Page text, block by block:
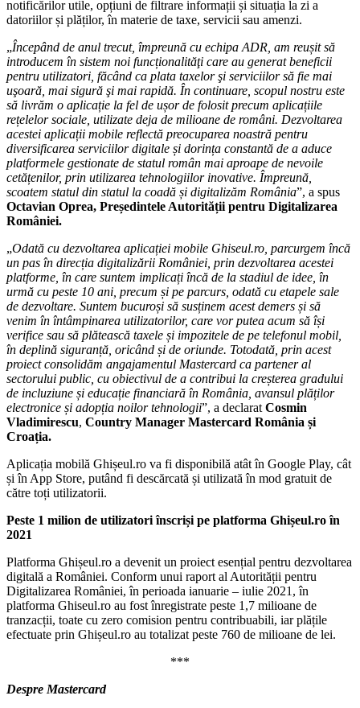
notificărilor utile, opțiuni de filtrare informații și situația la zi a
datoriilor și plăților, în materie de taxe, servicii sau amenzi.
„Începând de anul trecut, împreună cu echipa ADR, am reușit să
introducem în sistem noi funcționalităţi care au generat beneficii
pentru utilizatori, făcând ca plata taxelor şi serviciilor să fie mai
uşoară, mai sigură şi mai rapidă. În continuare, scopul nostru este
să livrăm o aplicație la fel de ușor de folosit precum aplicațiile
rețelelor sociale, utilizate deja de milioane de români. Dezvoltarea
acestei aplicații mobile reflectă preocuparea noastră pentru
diversificarea serviciilor digitale și dorința constantă de a aduce
platformele gestionate de statul român mai aproape de nevoile
cetățenilor, prin utilizarea tehnologiilor inovative. Împreună,
scoatem statul din statul la coadă și digitalizăm România”, a spus
Octavian Oprea, Președintele Autorității pentru Digitalizarea
României.
„Odată cu dezvoltarea aplicației mobile Ghiseul.ro, parcurgem încă
un pas în direcția digitalizării României, prin dezvoltarea acestei
platforme, în care suntem implicați încă de la stadiul de idee, în
urmă cu peste 10 ani, precum și pe parcurs, odată cu etapele sale
de dezvoltare. Suntem bucuroși să susținem acest demers și să
venim în întâmpinarea utilizatorilor, care vor putea acum să își
verifice sau să plătească taxele și impozitele de pe telefonul mobil,
în deplină siguranță, oricând și de oriunde. Totodată, prin acest
proiect consolidăm angajamentul Mastercard ca partener al
sectorului public, cu obiectivul de a contribui la creșterea gradului
de incluziune și educație financiară în România, avansul plăților
electronice și adopția noilor tehnologii”, a declarat Cosmin
Vladimirescu, Country Manager Mastercard România și
Croația.
Aplicația mobilă Ghișeul.ro va fi disponibilă atât în Google Play, cât
și în App Store, putând fi descărcată și utilizată în mod gratuit de
către toți utilizatorii.
Peste 1 milion de utilizatori înscriși pe platforma Ghișeul.ro în
2021
Platforma Ghișeul.ro a devenit un proiect esențial pentru dezvoltarea
digitală a României. Conform unui raport al Autorității pentru
Digitalizarea României, în perioada ianuarie – iulie 2021, în
platforma Ghiseul.ro au fost înregistrate peste 1,7 milioane de
tranzacții, toate cu zero comision pentru contribuabili, iar plățile
efectuate prin Ghișeul.ro au totalizat peste 760 de milioane de lei.
***
Despre Mastercard